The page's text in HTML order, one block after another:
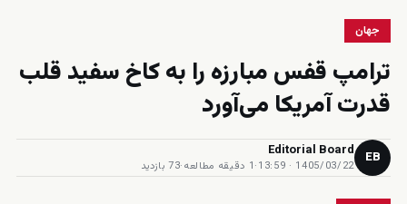
جهان
ترامپ قفس مبارزه را به کاخ سفید قلب
قدرت آمریکا می‌آورد
EB
Editorial Board
1405/03/22 · 13:59
·1 دقیقه مطالعه ·73 بازدید